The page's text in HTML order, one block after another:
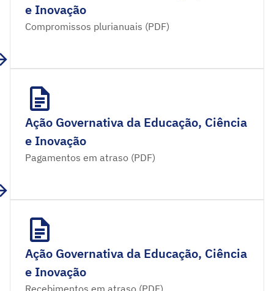
e Inovação
Compromissos plurianuais (PDF)
Ação Governativa da Educação, Ciência
e Inovação
Pagamentos em atraso (PDF)
Ação Governativa da Educação, Ciência
e Inovação
Recebimentos em atraso (PDF)